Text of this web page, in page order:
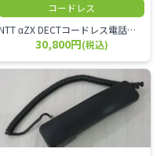
コードレス
NTT αZX DECTコードレス電話機(ダイバーシティ方式)
30,800円(税込)